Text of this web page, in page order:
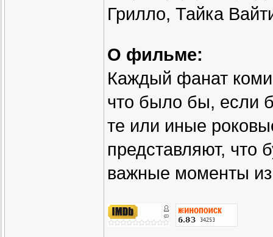
Грилло, Тайка
О фильме:
Каждый фанат
что было бы, если
те или иные
представляют, что
важные моменты